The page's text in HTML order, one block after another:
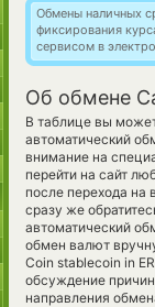
Обмены наличных
фиксирования
сервисом в
Об обмене
В таблице вы
автоматический
внимание на
перейти на сайт
после перехода на
сразу же
автоматический
обмен валют
Coin stablecoin in
обсуждение
направления